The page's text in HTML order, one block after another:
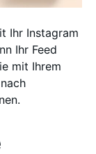
Ihr Instagram
Ihr Feed
mit Ihrem